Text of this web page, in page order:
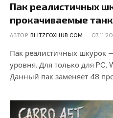
Пак реалистичных
прокачиваемые
АВТОР BLITZFOXHUB.COM
Пак реалистичных шкурок
уровня. Для только для PC,
Данный пак заменяет 48